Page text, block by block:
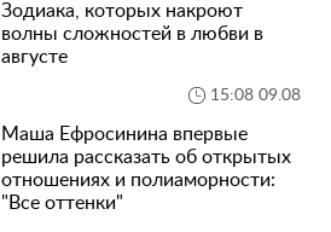
Зодиака, которых накроют
волны сложностей в любви в
августе
15:08 09.08
Маша Ефросинина впервые
решила рассказать об открытых
отношениях и полиаморности:
"Все оттенки"